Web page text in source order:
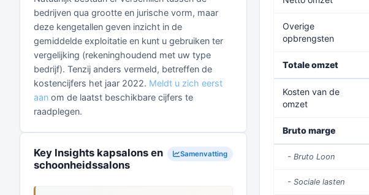
bedrijven qua grootte en jurische vorm, maar
deze kengetallen geven inzicht in de
gemiddelde exploitatie en kunt u gebruiken ter
vergelijking (rekeninghoudend met uw type
bedrijf). Tenzij anders vermeld, betreffen de
kostencijfers het jaar 2022. Meldt u zich eerst
aan om de laatst beschikbare cijfers te
raadplegen.
Key Insights kapsalons en
schoonheidssalons
Samenvatting
Overige
opbrengsten
Totale omzet
Kosten van de
omzet
Bruto marge
- Bruto Loon
- Sociale lasten